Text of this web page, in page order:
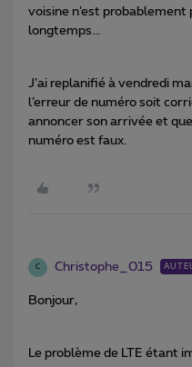
voisine n’est probablement
longtemps...
J’ai replanifié à vendredi
l’erreur de numéro soit
annoncer son arrivée et
numéro est faux.
C Christophe_015
Bonjour,
Le problème de LTE étant